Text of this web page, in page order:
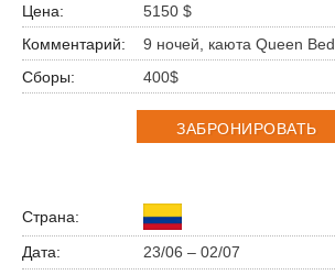
5150 $
9 ночей, каюта Queen Bed
400$
ЗАБРОНИРОВАТЬ
23/06 – 02/07